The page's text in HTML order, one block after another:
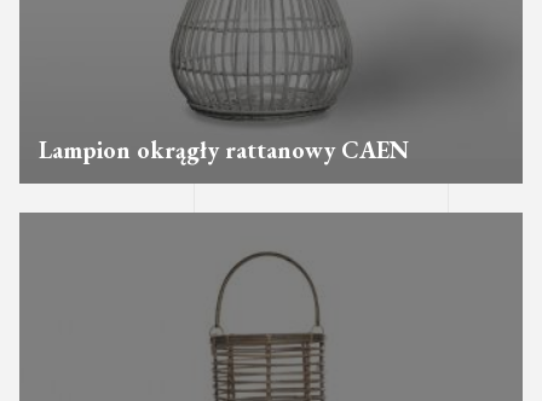
Lampion okrągły rattanowy CAEN